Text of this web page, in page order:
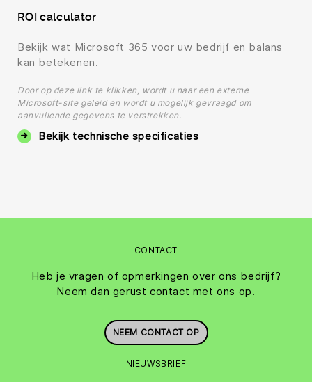
ROI calculator
Bekijk wat Microsoft 365 voor uw bedrijf en balans
kan betekenen.
Door op deze link te klikken, wordt u naar een externe
Microsoft-site geleid en wordt u mogelijk gevraagd om
aanvullende gegevens te verstrekken.
Bekijk technische specificaties
CONTACT
Heb je vragen of opmerkingen over ons bedrijf?
Neem dan gerust contact met ons op.
NEEM CONTACT OP
NIEUWSBRIEF